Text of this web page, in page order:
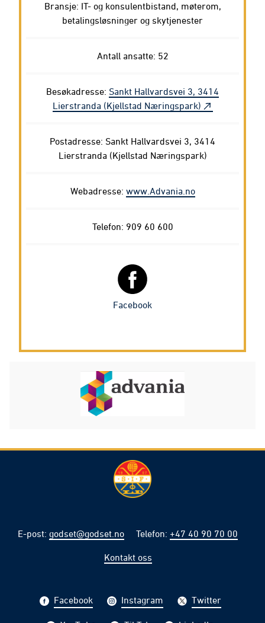
Bransje: IT- og konsulentbistand, møterom,
betalingsløsninger og skytjenester
Antall ansatte: 52
Besøkadresse: Sankt Hallvardsvei 3, 3414
Lierstranda (Kjellstad Næringspark)
Postadresse: Sankt Hallvardsvei 3, 3414
Lierstranda (Kjellstad Næringspark)
Webadresse: www.Advania.no
Telefon: 909 60 600
Facebook
E-post: godset@godset.no Telefon: +47 40 90 70 00
Kontakt oss
Facebook Instagram Twitter